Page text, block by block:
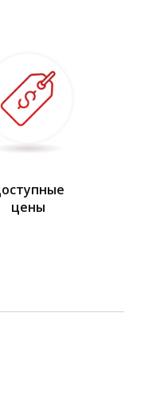
цены